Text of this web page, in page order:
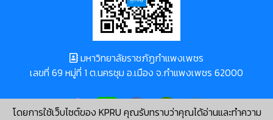
โดยการใช้เว็บไซต์ของ KPRU คุณรับทราบว่าคุณได้อ่านและทำความ
มหาวิทยาลัยราชภัฏกำแพงเพชร
เลขที่ 69 หมู่ที่ 1 ต.นครชุม อ.เมือง จ.กำแพงเพชร 62000